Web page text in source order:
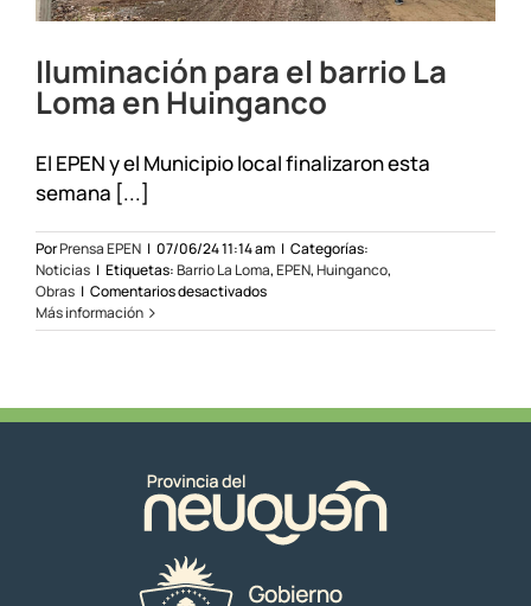
Iluminación para el barrio La
Loma en Huinganco
El EPEN y el Municipio local finalizaron esta
semana [...]
PorPrensa EPEN | 07/06/24 11:14 am | Categorías:
Noticias | Etiquetas:Barrio La Loma,EPEN,Huinganco,
Obras | Comentarios desactivadosen
para
Loma
Más información